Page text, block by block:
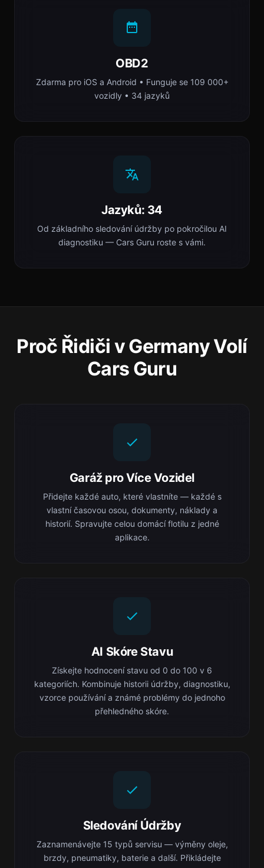
OBD2
Zdarma pro iOS a Android • Funguje se 109 000+
vozidly • 34 jazyků
Jazyků: 34
Od základního sledování údržby po pokročilou AI
diagnostiku — Cars Guru roste s vámi.
Proč Řidiči v Germany Volí
Cars Guru
Garáž pro Více Vozidel
Přidejte každé auto, které vlastníte — každé s
vlastní časovou osou, dokumenty, náklady a
historií. Spravujte celou domácí flotilu z jedné
aplikace.
AI Skóre Stavu
Získejte hodnocení stavu od 0 do 100 v 6
kategoriích. Kombinuje historii údržby, diagnostiku,
vzorce používání a známé problémy do jednoho
přehledného skóre.
Sledování Údržby
Zaznamenávejte 15 typů servisu — výměny oleje,
brzdy, pneumatiky, baterie a další. Přikládejte